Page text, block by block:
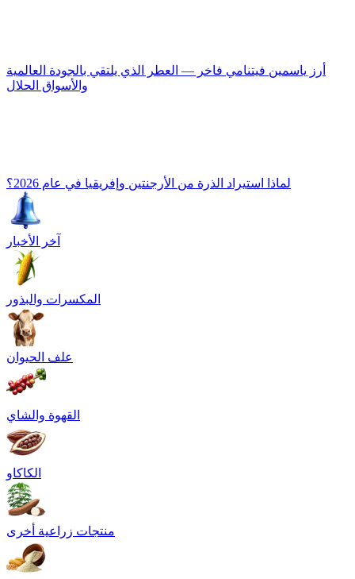
أرز ياسمين فيتنامي فاخر — العطر الذي يلتقي بالجودة العالمية
والأسواق الحلال
لماذا استيراد الذرة من الأرجنتين وإفريقيا في عام 2026؟
آخر الأخبار
المكسرات والبذور
علف الحيوان
القهوة والشاي
الكاكاو
منتجات زراعية أخرى